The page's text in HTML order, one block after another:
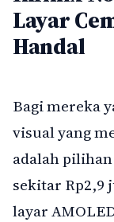
Layar
Handal
Bagi mereka
visual yang
adalah
sekitar Rp2,9
layar